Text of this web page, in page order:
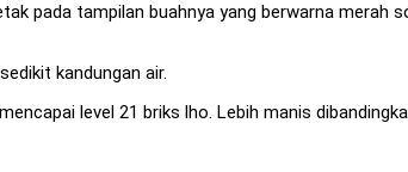
pada tampilan buahnya yang berwarna merah
kandungan air.
level 21 briks lho. Lebih manis